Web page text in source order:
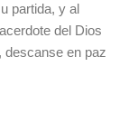
partida, y al
del Dios
descanse en paz